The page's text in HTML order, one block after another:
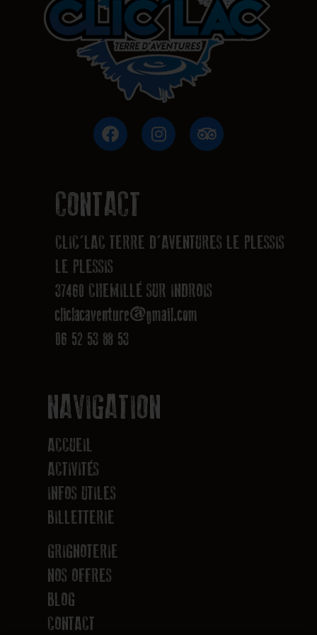
F
a
c
b
o
k
I
n
s
a
T
r
i
i
r
CONTACT
CLIC'LAC TERRE D'AVENTURES LE PLESSIS
LE PLESSIS
37460 CHEMILLÉ SUR INDROIS
cliclacaventure@gmail.com
06 52 53 88 53
NAVIGATION
ACCUEIL
ACTIVITÉS
INFOS UTILES
BILLETTERIE
GRIGNOTERIE
NOS OFFRES
BLOG
CONTACT